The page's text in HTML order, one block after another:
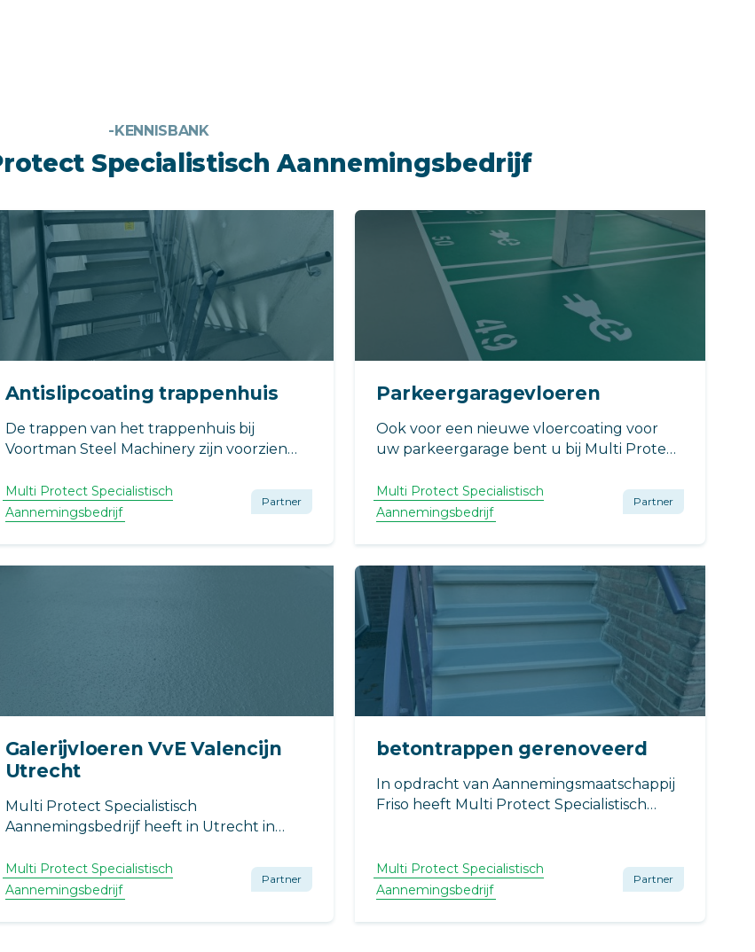
-KENNISBANK
Specialistisch Aannemingsbedrijf
Antislipcoating trappenhuis
De trappen van het trappenhuis bij
Voortman Steel Machinery zijn voorzien
Multi Protect Specialistisch
Aannemingsbedrijf
Partner
Parkeergaragevloeren
Ook voor een nieuwe vloercoating voor
uw parkeergarage bent u bij Multi Protect
juiste adres.
Multi Protect Specialistisch
Aannemingsbedrijf
Partner
Galerijvloeren VvE Valencijn
Utrecht
Multi Protect Specialistisch
Aannemingsbedrijf heeft in Utrecht in
galerijvloeren van hun
appartementencomplex voorzien van een
Multi Protect Specialistisch
Aannemingsbedrijf
Partner
betontrappen gerenoveerd
In opdracht van Aannemingsmaatschappij
Friso heeft Multi Protect Specialistisch
Enschede
Multi Protect Specialistisch
Aannemingsbedrijf
Partner